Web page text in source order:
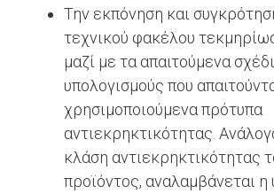
Την εκπόνηση και
τεχνικού φακέλου
μαζί με τα απαιτούμενα
υπολογισμούς που
χρησιμοποιούμενα πρότυπα
αντιεκρηκτικότητας.
κλάση αντιεκρηκτικότητας
προϊόντος, αναλαμβάνεται η